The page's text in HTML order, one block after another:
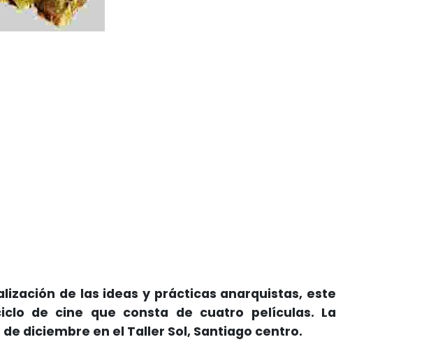
de las ideas y prácticas anarquistas, este
de cine que consta de cuatro películas. La
diciembre en el Taller Sol, Santiago centro.